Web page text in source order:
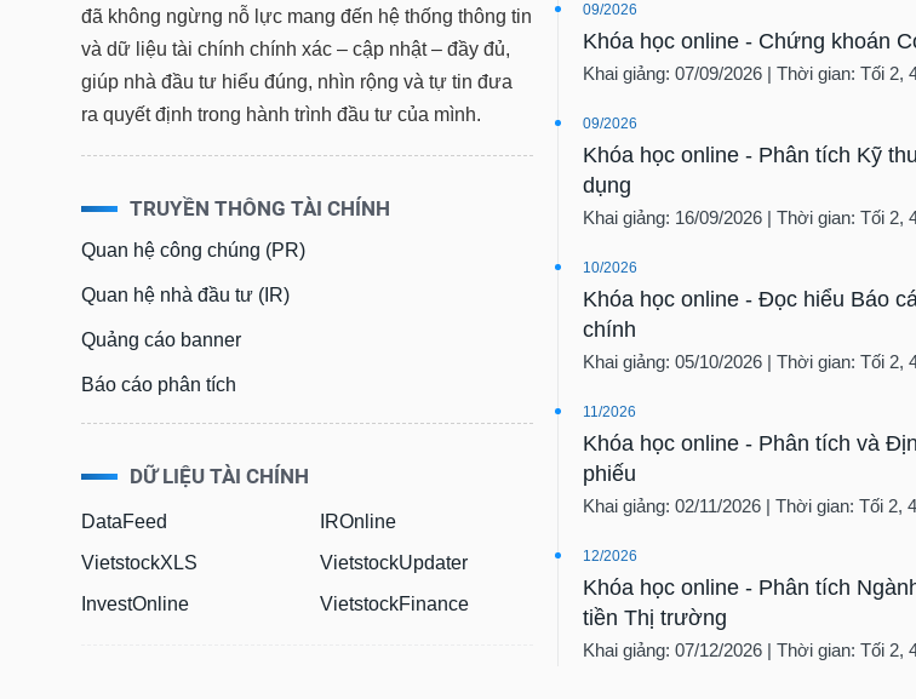
đã không ngừng nỗ lực mang đến hệ thống thông tin
và dữ liệu tài chính chính xác – cập nhật – đầy đủ,
giúp nhà đầu tư hiểu đúng, nhìn rộng và tự tin đưa
ra quyết định trong hành trình đầu tư của mình.
TRUYỀN THÔNG TÀI CHÍNH
Quan hệ công chúng (PR)
Quan hệ nhà đầu tư (IR)
Quảng cáo banner
Báo cáo phân tích
DỮ LIỆU TÀI CHÍNH
DataFeed
VietstockXLS
InvestOnline
IROnline
VietstockUpdater
VietstockFinance
09/2026
Khóa học online - Chứng khoán
Khai giảng: 07/09/2026 | Thời gian: Tối 2,
09/2026
Khóa học online - Phân tích Kỹ
dụng
Khai giảng: 16/09/2026 | Thời gian: Tối 2,
10/2026
Khóa học online - Đọc hiểu Báo
chính
Khai giảng: 05/10/2026 | Thời gian: Tối 2,
11/2026
Khóa học online - Phân tích và
phiếu
Khai giảng: 02/11/2026 | Thời gian: Tối 2,
12/2026
Khóa học online - Phân tích
tiền Thị trường
Khai giảng: 07/12/2026 | Thời gian: Tối 2,